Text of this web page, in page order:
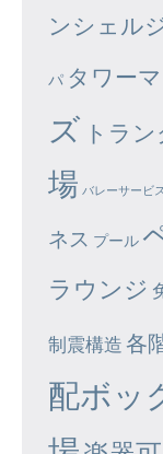
ンシェル
パ タワー
ズ トラ
場 バレーサービス
ネス プール
ラウンジ
制震構造 各
配ボッ